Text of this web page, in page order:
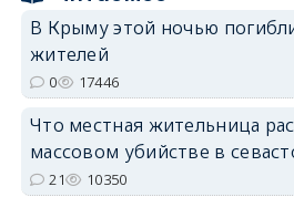
В Крыму этой ночью
жителей
0 17446
Что местная жительница
массовом убийстве в
21 10350